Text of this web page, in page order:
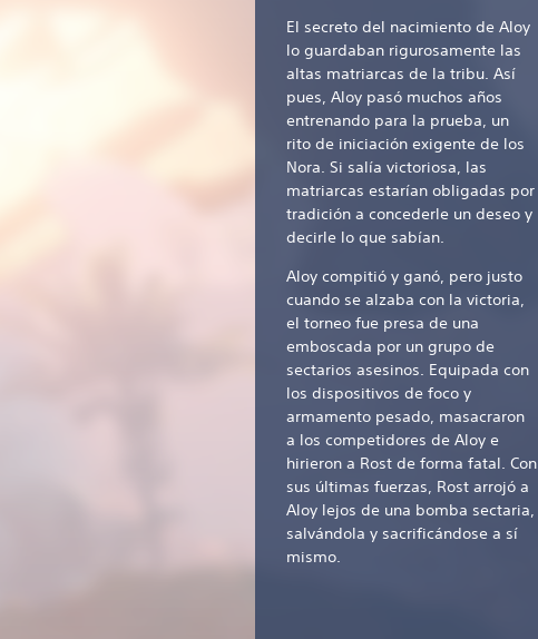
El secreto del nacimiento de Aloy
lo guardaban rigurosamente las
altas matriarcas de la tribu. Así
pues, Aloy pasó muchos años
entrenando para la prueba, un
rito de iniciación exigente de los
Nora. Si salía victoriosa, las
matriarcas estarían obligadas por
tradición a concederle un deseo y
decirle lo que sabían.
Aloy compitió y ganó, pero justo
cuando se alzaba con la victoria,
el torneo fue presa de una
emboscada por un grupo de
sectarios asesinos. Equipada con
los dispositivos de foco y
armamento pesado, masacraron
a los competidores de Aloy e
hirieron a Rost de forma fatal. Con
sus últimas fuerzas, Rost arrojó a
Aloy lejos de una bomba sectaria,
salvándola y sacrificándose a sí
mismo.